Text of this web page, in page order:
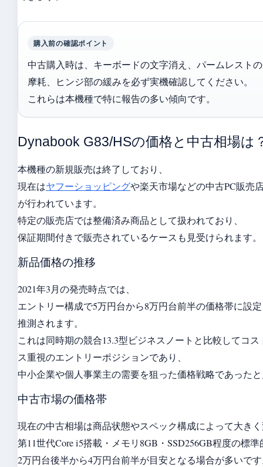
購入前の確認ポイント
中古購入時は、キーボードの文字消え、パームレスト
摩耗、ヒンジ部の緩みを必ず実機確認してください。
これらは本機種で特に報告の多い傾向です。
Dynabook G83/HSの価格と中古相場は
本機種の新規販売は終了しており、
現在はヤフーショッピングや楽天市場などの中古PC販売
が行われています。
特定の販売店では整備済み商品として扱われており、
保証期間付きで販売されているケースも見受けられます。
新品価格の推移
2021年3月の発売時点では、
エントリー構成で5万円台から8万円台前半の価格帯に設
推測されます。
これは同時期の競合13.3型ビジネスノートと比較してコ
ス重視のエントリーポジションであり、
中小企業や個人事業主の需要を狙った価格戦略であった
中古市場の価格帯
現在の中古相場は商品状態やスペック構成によって大き
第11世代Core i5搭載・メモリ8GB・SSD256GB程度の標
2万円台後半から4万円台前半が目安となる場合が多いで